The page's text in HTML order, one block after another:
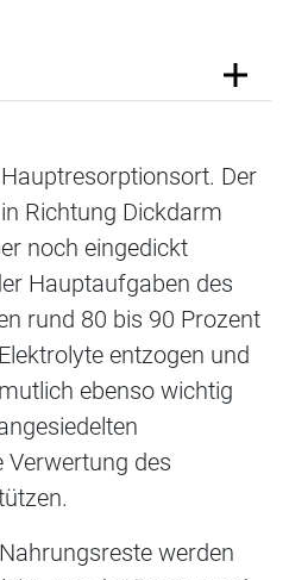
Der
Richtung Dickdarm
noch eingedickt
Hauptaufgaben des
rund 80 bis 90 Prozent
entzogen und
ebenso wichtig
Verwertung des
werden